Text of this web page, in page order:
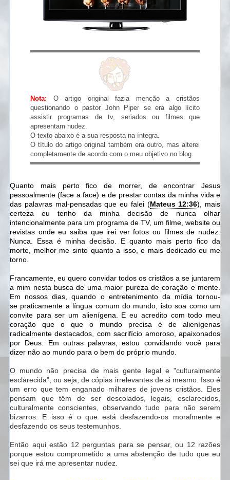
Nota: O artigo original fazia menção a cristãos
questionando o pastor John Piper se era algo lícito
assistir programas de tv, seriados ou filmes que
apresentam nudez.
O texto abaixo é a sua resposta na íntegra.
O título do artigo original também era outro, mas alterei
completamente de acordo com o meu objetivo no blog.
Quanto mais perto fico de morrer, de encontrar Jesus
pessoalmente (face a face) e de prestar contas da minha vida e
das palavras mal-pensadas que eu falei (Mateus 12:36), mais
certeza eu tenho da minha decisão de nunca olhar
intencionalmente para um programa de TV, um filme, website ou
revistas onde eu saiba que irei ver fotos ou filmes de nudez.
Nunca. Essa é minha decisão. E quanto mais perto fico da
morte, melhor me sinto quanto a isso, e mais dedicado eu me
torno.
Francamente, eu quero convidar todos os cristãos a se juntarem
a mim nesta busca de uma maior pureza de coração e mente.
Em nossos dias, quando o entretenimento da mídia tornou-
se praticamente a língua comum do mundo, isto soa como um
convite para ser um alienígena. E eu acredito com todo meu
coração que o que o mundo precisa é de alienígenas
radicalmente destacados, com sacrifício amoroso, apaixonados
por Deus. Em outras palavras, estou convidando você para
dizer não ao mundo para o bem do próprio mundo.
O mundo não precisa de mais gente legal e "culturalmente
esclarecida", ou seja, de cópias irrelevantes de si mesmo. Isso é
um erro que tem enganado milhares de jovens cristãos. Eles
pensam que têm de ser descolados, legais, esclarecidos,
culturalmente conscientes, observando tudo para não serem
bizarros. E isso é o que está desfazendo-os moralmente e
desfazendo os seus testemunhos.
Então aqui estão 12 perguntas para se pensar, ou 12 razões
porque estou comprometido a uma abstenção de tudo que eu
sei que irá me apresentar nudez.